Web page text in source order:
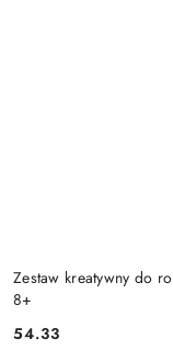
Zestaw kreatywny do
8+
Cena:
54.33